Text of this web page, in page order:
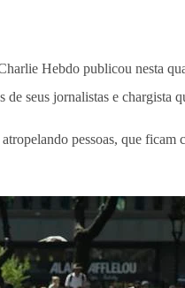
Hebdo publicou nesta
seus jornalistas e chargista
pessoas, que